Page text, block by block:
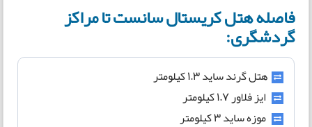
فاصله هتل کریستال سانست تا مراکز
گردشگری:
هتل گرند ساید 1.3 کیلومتر
ایز فلاور 1.7 کیلومتر
موزه ساید 3 کیلومتر